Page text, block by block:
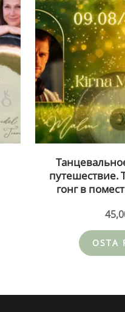
путешествие.
гонг в
OSTA